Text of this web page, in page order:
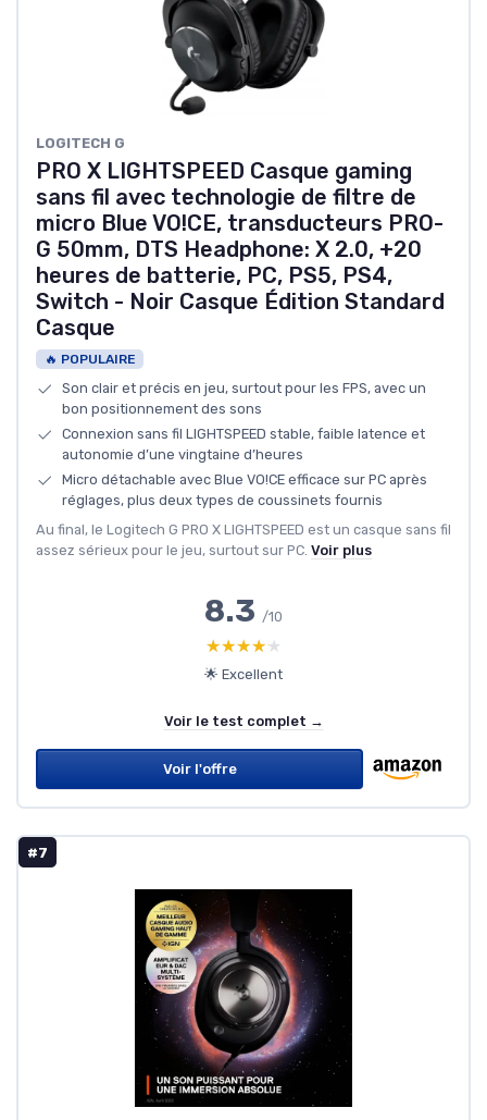
LOGITECH G
PRO X LIGHTSPEED Casque gaming
sans fil avec technologie de filtre de
micro Blue VO!CE, transducteurs PRO-
G 50mm, DTS Headphone: X 2.0, +20
heures de batterie, PC, PS5, PS4,
Switch - Noir Casque Édition Standard
Casque
🔥 POPULAIRE
Son clair et précis en jeu, surtout pour les FPS, avec un
bon positionnement des sons
Connexion sans fil LIGHTSPEED stable, faible latence et
autonomie d’une vingtaine d’heures
Micro détachable avec Blue VO!CE efficace sur PC après
réglages, plus deux types de coussinets fournis
Au final, le Logitech G PRO X LIGHTSPEED est un casque sans fil
assez sérieux pour le jeu, surtout sur PC. Voir plus
8.3 /10
★★★★★
★★★★★
🌟 Excellent
Voir le test complet →
Voir l'offre
#7